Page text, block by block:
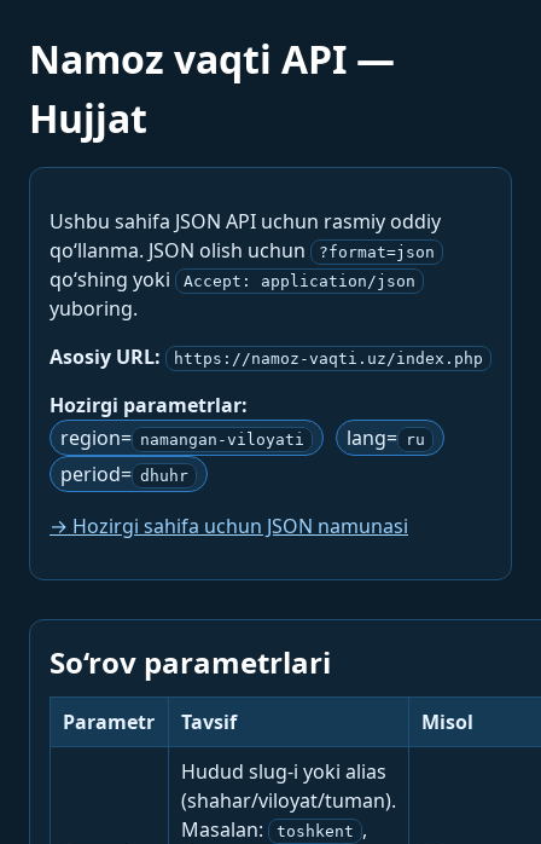
Namoz vaqti API —
Hujjat
Ushbu sahifa JSON API uchun rasmiy oddiy
qo‘llanma. JSON olish uchun
?format=json
qo‘shing yoki Accept: application/json
yuboring.
Asosiy URL:
https://namoz-vaqti.uz/index.php
Hozirgi parametrlar:
region= namangan-viloyati lang= ru
period= dhuhr
→ Hozirgi sahifa uchun JSON namunasi
So‘rov parametrlari
Parametr Tavsif Misol
Hudud slug-i yoki alias
(shahar/viloyat/tuman).
Masalan:
toshkent ,